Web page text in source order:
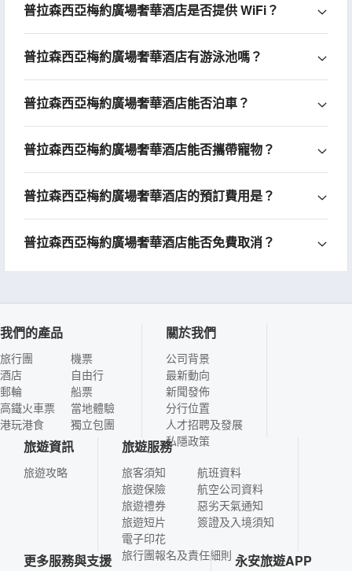
普拉森西亞梅約廣場奢華酒店是否提供 WiFi？
普拉森西亞梅約廣場奢華酒店有游泳池嗎？
普拉森西亞梅約廣場奢華酒店能否泊車？
普拉森西亞梅約廣場奢華酒店能否攜帶寵物？
普拉森西亞梅約廣場奢華酒店的預訂費用是？
普拉森西亞梅約廣場奢華酒店能否免費取消？
我們的產品
旅行團
酒店
郵輪
高鐵火車票
港玩港食
機票
自由行
船票
當地體驗
獨立包團
關於我們
公司背景
最新動向
新聞發佈
分行位置
人才招聘及發展
私隱政策
旅遊資訊
旅遊攻略
旅遊服務
旅客須知
旅遊保險
旅遊禮券
旅遊短片
電子印花
航班資料
航空公司資料
惡劣天氣通知
簽證及入境須知
旅行團報名及責任細則
更多服務與支援 永安旅遊APP